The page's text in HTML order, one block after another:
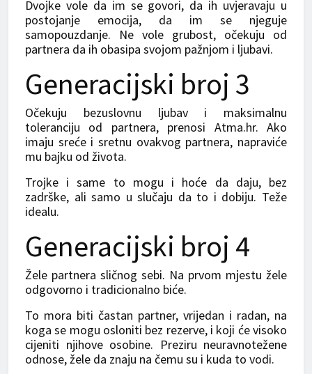
Dvojke vole da im se govori, da ih uvjeravaju u
postojanje emocija, da im se njeguje
samopouzdanje. Ne vole grubost, očekuju od
partnera da ih obasipa svojom pažnjom i ljubavi.
Generacijski broj 3
Očekuju bezuslovnu ljubav i maksimalnu
toleranciju od partnera, prenosi Atma.hr. Ako
imaju sreće i sretnu ovakvog partnera, napraviće
mu bajku od života.
Trojke i same to mogu i hoće da daju, bez
zadrške, ali samo u slučaju da to i dobiju. Teže
idealu.
Generacijski broj 4
Žele partnera sličnog sebi. Na prvom mjestu žele
odgovorno i tradicionalno biće.
To mora biti častan partner, vrijedan i radan, na
koga se mogu osloniti bez rezerve, i koji će visoko
cijeniti njihove osobine. Preziru neuravnotežene
odnose, žele da znaju na čemu su i kuda to vodi.